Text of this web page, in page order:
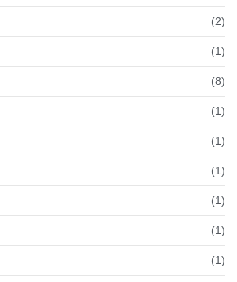
(2)
(1)
(8)
(1)
(1)
(1)
(1)
(1)
(1)